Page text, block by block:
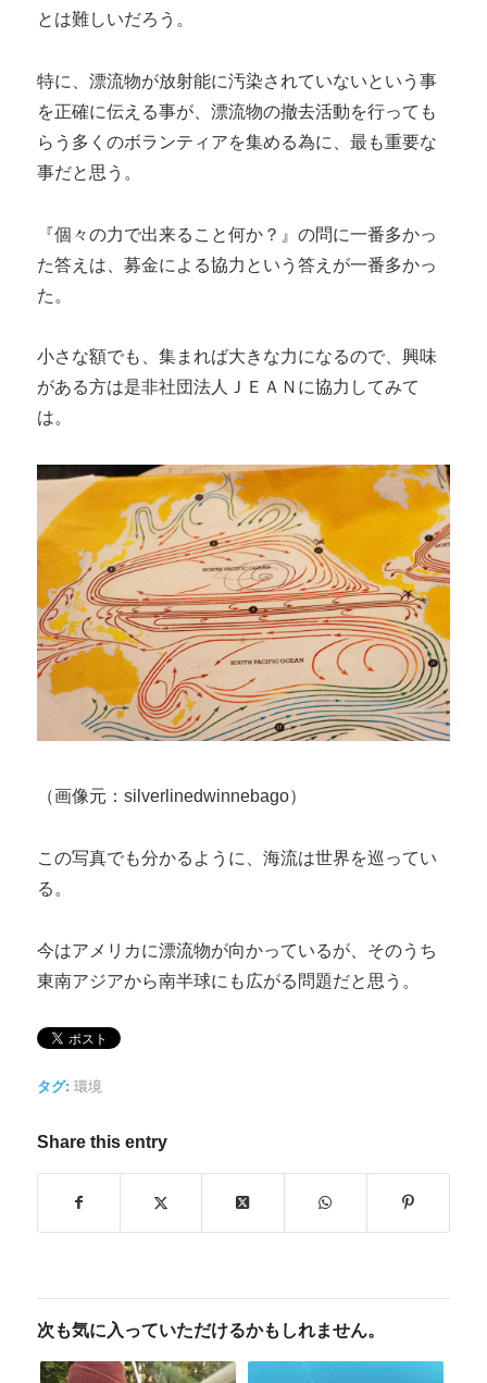
とは難しいだろう。
特に、漂流物が放射能に汚染されていないという事
を正確に伝える事が、漂流物の撤去活動を行っても
らう多くのボランティアを集める為に、最も重要な
事だと思う。
『個々の力で出来ること何か？』の問に一番多かっ
た答えは、募金による協力という答えが一番多かっ
た。
小さな額でも、集まれば大きな力になるので、興味
がある方は是非社団法人ＪＥＡＮに協力してみて
は。
（画像元：silverlinedwinnebago）
この写真でも分かるように、海流は世界を巡ってい
る。
今はアメリカに漂流物が向かっているが、そのうち
東南アジアから南半球にも広がる問題だと思う。
タグ: 環境
Share this entry
次も気に入っていただけるかもしれません。